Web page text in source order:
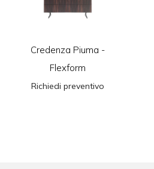
Credenza Piuma -
Flexform
Richiedi preventivo